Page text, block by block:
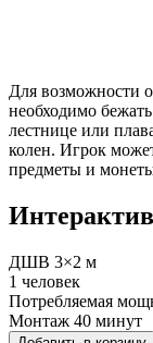
Для возможности
необходимо
лестнице или
колен. Игрок
предметы и
ДШВ 3×2 м
1 человек
Потребляемая
Монтаж 40 минут